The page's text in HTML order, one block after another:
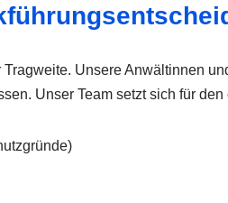
Unsere Anwältinnen
Unser Team setzt sich für